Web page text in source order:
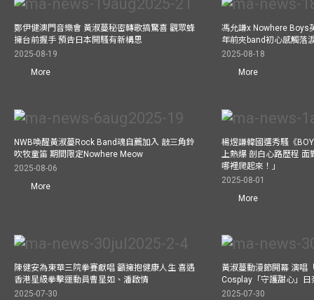
鄭伊健澳門音樂會 黃淑蔓秘密轉歌搞驚喜 觀眾蜂
擁台前握手 預告日本開騷有新構思
2025-08-19
More
馮允謙x Nowhere Boys
年前夾band初心感觸落
2025-08-18
More
NWB喚醒黃淑蔓Rock Band魂自薦加入 敲三角鈴
吹牧童笛 期間限定Nowhere Meow
2025-08-06
More
楊煜謙韓國選秀騷《
上熱爆 剖白心路歷程
哪裡爬起來！」
2025-08-01
More
陳健安為東華三院拳賽獻唱 籲擁抱健康人生 喜遇
香港星級拳擊運動員曹星如、潘啟情
2025-07-30
黃淑蔓動漫節開幕 演唱
Cosplay「守護甜心」
2025-07-30